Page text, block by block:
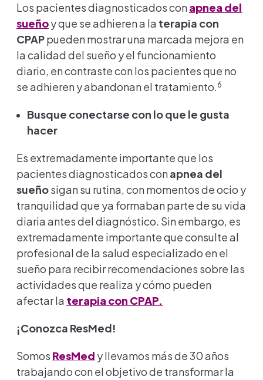
Los pacientes diagnosticados conapnea del
sueñoy que se adhieren a la terapia con
CPAPpueden mostrar una marcada mejora en
la calidad del sueño y el funcionamiento
diario, en contraste con los pacientes que no
se adhieren y abandonan el tratamiento.6
Busque conectarse con lo que le gusta
hacer
Es extremadamente importante que los
pacientes diagnosticados conapnea del
sueñosigan su rutina, con momentos de ocio y
tranquilidad que ya formaban parte de su vida
diaria antes del diagnóstico. Sin embargo, es
extremadamente importante que consulte al
profesional de la salud especializado en el
sueño para recibir recomendaciones sobre las
actividades que realiza y cómo pueden
afectar la terapia con CPAP.
¡Conozca ResMed!
Somos ResMed y llevamos más de 30 años
trabajando con el objetivo de transformar la